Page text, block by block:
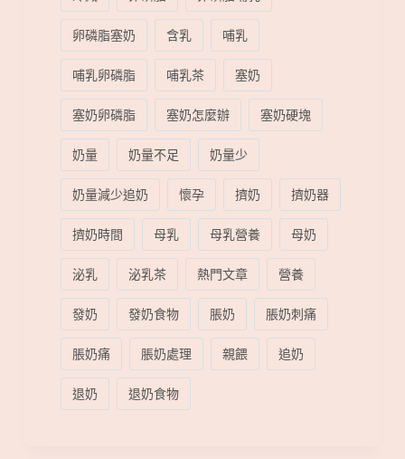
卵磷脂塞奶
含乳
哺乳
哺乳卵磷脂
哺乳茶
塞奶
塞奶卵磷脂
塞奶怎麼辦
塞奶硬塊
奶量
奶量不足
奶量少
奶量減少追奶
懷孕 擠奶
擠奶器
擠奶時間
母乳 母乳營養
母奶
泌乳
泌乳茶 熱門文章
營養
發奶
發奶食物 脹奶
脹奶刺痛
脹奶痛
脹奶處理 親餵
追奶
退奶
退奶食物